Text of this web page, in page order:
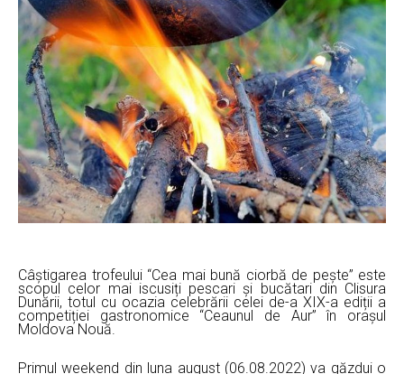
Câștigarea trofeului “Cea mai bună ciorbă de pește” este
scopul celor mai iscusiți pescari și bucătari din Clisura
Dunării, totul cu ocazia celebrării celei de-a XIX-a ediții a
competiției gastronomice “Ceaunul de Aur” în orașul
Moldova Nouă.
Primul weekend din luna august (06.08.2022) va găzdui o